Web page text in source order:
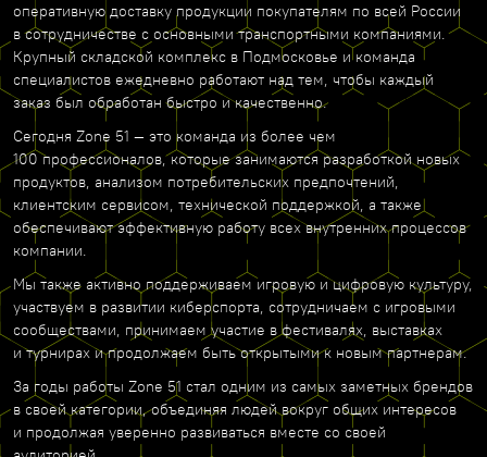
оперативную доставку продукции покупателям по всей России
в сотрудничестве с основными транспортными компаниями.
Крупный складской комплекс в Подмосковье и команда
специалистов ежедневно работают над тем, чтобы каждый
заказ был обработан быстро и качественно.
Сегодня Zone 51 — это команда из более чем
100 профессионалов, которые занимаются разработкой новых
продуктов, анализом потребительских предпочтений,
клиентским сервисом, технической поддержкой, а также
обеспечивают эффективную работу всех внутренних процессов
компании.
Мы также активно поддерживаем игровую и цифровую культуру,
участвуем в развитии киберспорта, сотрудничаем с игровыми
сообществами, принимаем участие в фестивалях, выставках
и турнирах и продолжаем быть открытыми к новым партнерам.
За годы работы Zone 51 стал одним из самых заметных брендов
в своей категории, объединяя людей вокруг общих интересов
и продолжая уверенно развиваться вместе со своей